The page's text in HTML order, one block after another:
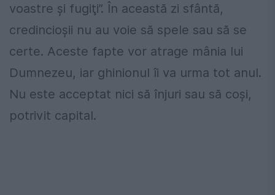
voastre şi fugiţi”. În această zi sfântă,
credincioșii nu au voie să spele sau să se
certe. Aceste fapte vor atrage mânia lui
Dumnezeu, iar ghinionul îi va urma tot anul.
Nu este acceptat nici să înjuri sau să coși,
potrivit capital.